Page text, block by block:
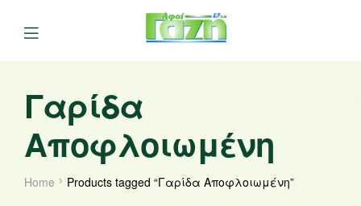
Γαρίδα
Αποφλοιωμένη
Home Products tagged “Γαρίδα Αποφλοιωμένη”